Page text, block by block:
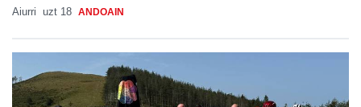
Aiurri uzt 18 ANDOAIN